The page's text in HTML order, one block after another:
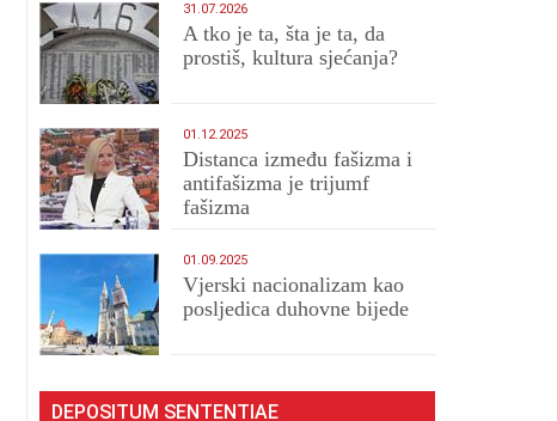
31.07.2026
A tko je ta, šta je ta, da
prostiš, kultura sjećanja?
01.12.2025
Distanca između fašizma i
antifašizma je trijumf
fašizma
01.09.2025
​Vjerski nacionalizam kao
posljedica duhovne bijede
DEPOSITUM SENTENTIAE